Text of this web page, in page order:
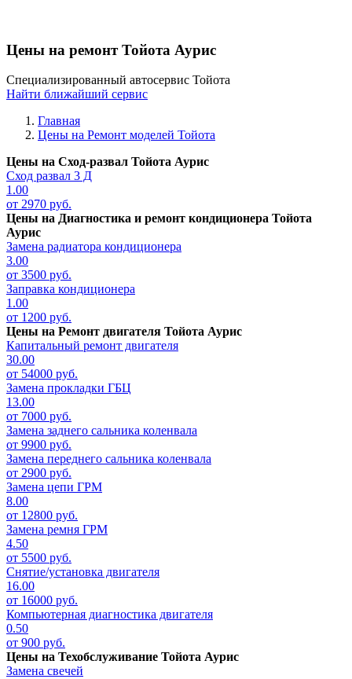
Цены на ремонт Тойота Аурис
Специализированный автосервис Тойота
Найти ближайший сервис
Главная
Цены на Ремонт моделей Тойота
Цены на Сход-развал Тойота Аурис
Сход развал 3 Д
1.00
от 2970 руб.
Цены на Диагностика и ремонт кондиционера Тойота
Аурис
Замена радиатора кондиционера
3.00
от 3500 руб.
Заправка кондиционера
1.00
от 1200 руб.
Цены на Ремонт двигателя Тойота Аурис
Капитальный ремонт двигателя
30.00
от 54000 руб.
Замена прокладки ГБЦ
13.00
от 7000 руб.
Замена заднего сальника коленвала
от 9900 руб.
Замена переднего сальника коленвала
от 2900 руб.
Замена цепи ГРМ
8.00
от 12800 руб.
Замена ремня ГРМ
4.50
от 5500 руб.
Снятие/установка двигателя
16.00
от 16000 руб.
Компьютерная диагностика двигателя
0.50
от 900 руб.
Цены на Техобслуживание Тойота Аурис
Замена свечей